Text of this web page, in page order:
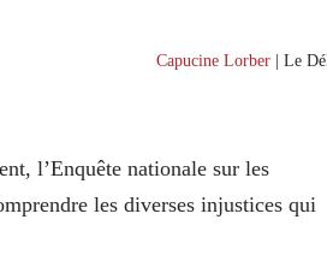
Capucine Lorber | Le
l’Enquête nationale sur les
les diverses injustices qui